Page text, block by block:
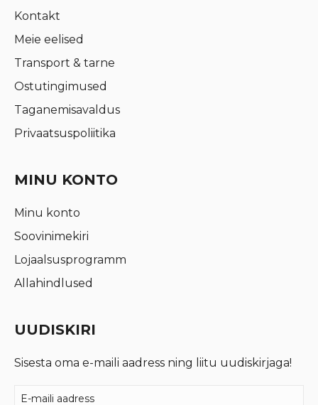
Kontakt
Meie eelised
Transport & tarne
Ostutingimused
Taganemisavaldus
Privaatsuspoliitika
MINU KONTO
Minu konto
Soovinimekiri
Lojaalsusprogramm
Allahindlused
UUDISKIRI
Sisesta oma e-maili aadress ning liitu uudiskirjaga!